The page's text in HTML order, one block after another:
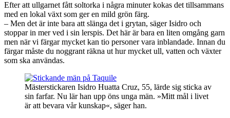
Efter att ullgarnet fått soltorka i några minuter kokas det tillsammans
med en lokal växt som ger en mild grön färg.
– Men det är inte bara att slänga det i grytan, säger Isidro och
stoppar in mer ved i sin lerspis. Det här är bara en liten omgång garn
men när vi färgar mycket kan tio personer vara inblandade. Innan du
färgar måste du noggrant räkna ut hur mycket ull, vatten och växter
som ska användas.
Mästerstickaren Isidro Huatta Cruz, 55, lärde sig sticka av
sin farfar. Nu lär han upp öns unga män. »Mitt mål i livet
är att bevara vår kunskap«, säger han.